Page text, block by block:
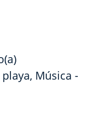
Música -